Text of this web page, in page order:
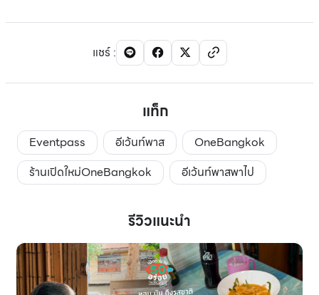
แชร์:
แท็ก
Eventpass อีเว้นท์พาส
OneBangkok
ร้านเปิดใหม่OneBangkok
อีเว้นท์พาสพาไป
รีวิวแนะนำ